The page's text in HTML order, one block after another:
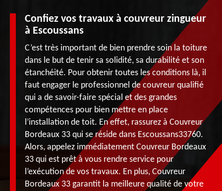
Confiez vos travaux à couvreur zingueur
à Escoussans
C’est très important de bien prendre soin la toiture
dans le but de tenir sa solidité, sa durabilité et son
étanchéité. Pour obtenir toutes les conditions là, il
faut engager le professionnel de couvreur qualifié
qui a de savoir-faire spécial et des grandes
compétences pour bien mettre en place
l’installation de toit. En effet, rassurez à Couvreur
Bordeaux 33 qui se réside dans Escoussans33760.
Alors, appelez immédiatement Couvreur Bordeaux
33 qui est prêt à vous rendre service pour
l’exécution de vos travaux. En plus, Couvreur
Bordeaux 33 garantit la meilleure qualité de votre